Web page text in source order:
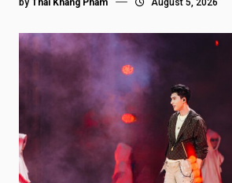
by Thai Khang Pham August 5, 2026